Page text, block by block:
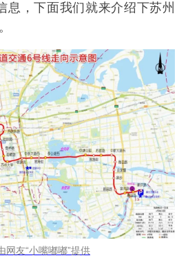
息，下面我们就来介绍下苏州
网友“小嘴嘟嘟”提供